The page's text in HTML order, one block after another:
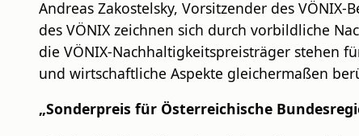
Andreas Zakostelsky, Vorsitzender des
des VÖNIX zeichnen sich durch vorbildliche
die VÖNIX-Nachhaltigkeitspreisträger stehen
und wirtschaftliche Aspekte gleichermaßen
„Sonderpreis für Österreichische